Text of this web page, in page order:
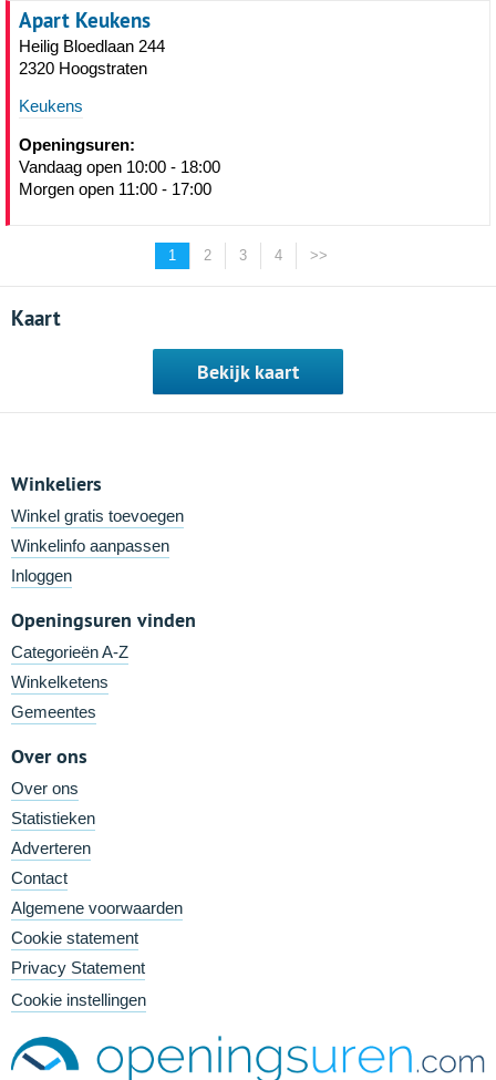
Apart Keukens
Heilig Bloedlaan 244
2320 Hoogstraten
Keukens
Openingsuren:
Vandaag open 10:00 - 18:00
Morgen open 11:00 - 17:00
1 2 3 4 >>
Kaart
Bekijk kaart
Winkeliers
Winkel gratis toevoegen
Winkelinfo aanpassen
Inloggen
Openingsuren vinden
Categorieën A-Z
Winkelketens
Gemeentes
Over ons
Over ons
Statistieken
Adverteren
Contact
Algemene voorwaarden
Cookie statement
Privacy Statement
Cookie instellingen